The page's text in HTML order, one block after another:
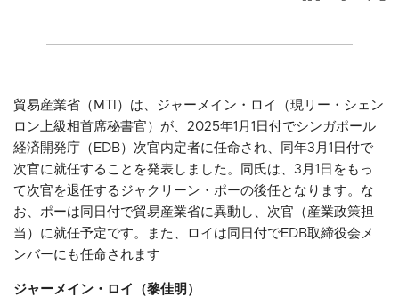
貿易産業省（MTI）は、ジャーメイン・ロイ（現リー・シェン
ロン上級相首席秘書官）が、2025年1月1日付でシンガポール
経済開発庁（EDB）次官内定者に任命され、同年3月1日付で
次官に就任することを発表しました。同氏は、3月1日をもっ
て次官を退任するジャクリーン・ポーの後任となります。な
お、ポーは同日付で貿易産業省に異動し、次官（産業政策担
当）に就任予定です。また、ロイは同日付でEDB取締役会メ
ンバーにも任命されます
ジャーメイン・ロイ（黎佳明）